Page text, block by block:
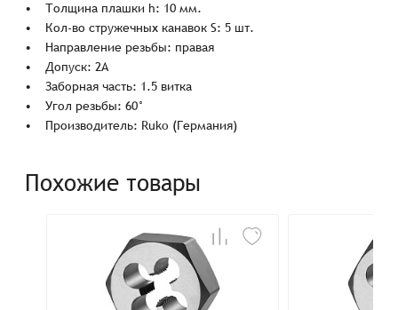
• Толщина плашки h: 10 мм.
• Кол-во стружечных канавок S: 5 шт.
• Направление резьбы: правая
• Допуск: 2А
• Заборная часть: 1.5 витка
• Угол резьбы: 60°
• Производитель: Ruko (Германия)
Похожие товары